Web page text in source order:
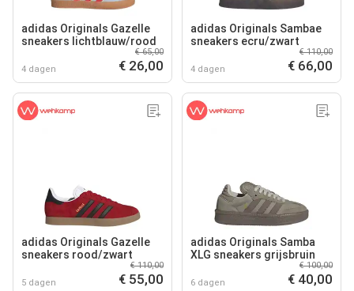
adidas Originals Gazelle
sneakers lichtblauw/rood
4 dagen
€ 65,00
€ 26,00
adidas Originals Sambae
sneakers ecru/zwart
4 dagen
€ 110,00
€ 66,00
adidas Originals Gazelle
sneakers rood/zwart
5 dagen
€ 110,00
€ 55,00
adidas Originals Samba
XLG sneakers grijsbruin
6 dagen
€ 100,00
€ 40,00